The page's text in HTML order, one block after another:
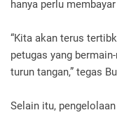
hanya perlu
“Kita akan terus
petugas yang
turun tangan,” tegas
Selain itu,